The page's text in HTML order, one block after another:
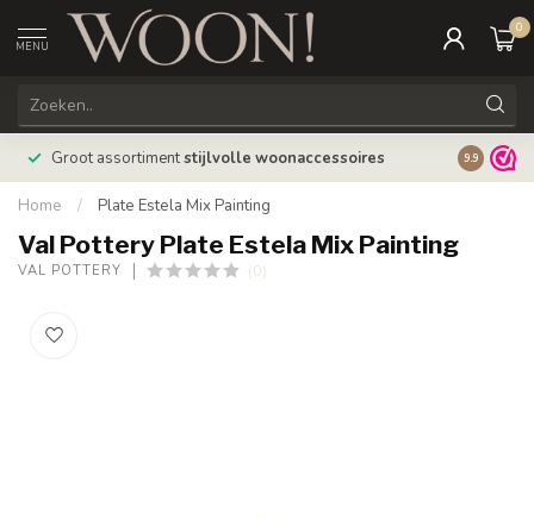
MENU
0
Groot assortimentstijlvolle woonaccessoires 9.9
Home / Plate Estela Mix Painting
Val Pottery Plate Estela Mix Painting
VAL POTTERY (0)